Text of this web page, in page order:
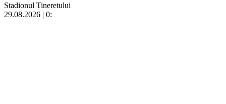
Stadionul Tineretului
29.08.2026 | 0: